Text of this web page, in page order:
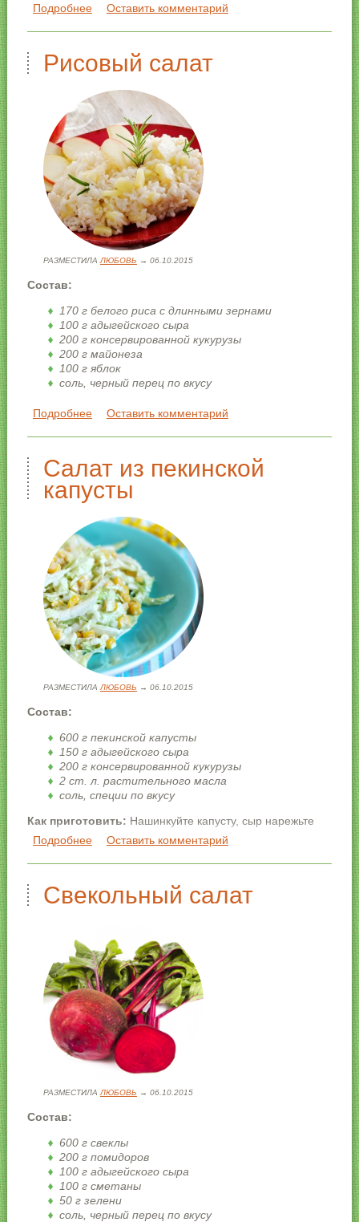
1. Огурцы с помощью овощечистки нарежьте тонкими
Листья салата нарвите.
Подробнеео Огуречный салат с фетой
Оставить комментарий
Рисовый салат
РАЗМЕСТИЛА ЛЮБОВЬ → 06.10.2015
Состав:
170 г белого риса с длинными зернами
100 г адыгейского сыра
200 г консервированной кукурузы
200 г майонеза
100 г яблок
соль, черный перец по вкусу
Как приготовить:
Отварите рис, нарежьте кубиками сыр и яблоко.
Подробнеео Рисовый салат
Оставить комментарий
Салат из пекинской
капусты
РАЗМЕСТИЛА ЛЮБОВЬ → 06.10.2015
Состав:
600 г пекинской капусты
150 г адыгейского сыра
200 г консервированной кукурузы
2 ст. л. растительного масла
соль, специи по вкусу
Как приготовить: Нашинкуйте капусту, сыр нарежьте
кубиками, добавьте кукурузу и специи, заправьте
маслом.
Подробнеео Салат из пекинской капусты
Оставить комментарий
Свекольный салат
РАЗМЕСТИЛА ЛЮБОВЬ → 06.10.2015
Состав:
600 г свеклы
200 г помидоров
100 г адыгейского сыра
100 г сметаны
50 г зелени
соль, черный перец по вкусу